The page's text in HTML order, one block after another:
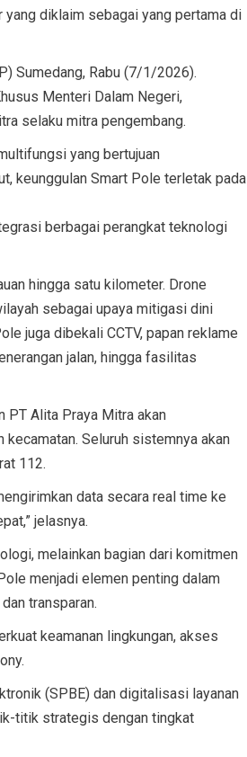
diklaim sebagai yang pertama di
Sumedang, Rabu (7/1/2026).
Menteri Dalam Negeri,
selaku mitra pengembang.
yang bertujuan
keunggulan Smart Pole terletak pada
berbagai perangkat teknologi
hingga satu kilometer. Drone
sebagai upaya mitigasi dini
juga dibekali CCTV, papan reklame
jalan, hingga fasilitas
PT Alita Praya Mitra akan
Seluruh sistemnya akan
112.
data secara real time ke
jelasnya.
melainkan bagian dari komitmen
menjadi elemen penting dalam
transparan.
keamanan lingkungan, akses
(SPBE) dan digitalisasi layanan
titik strategis dengan tingkat